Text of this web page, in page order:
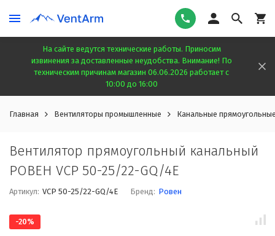
На сайте ведутся технические работы. Приносим
извинения за доставленные неудобства. Внимание! По
техническим причинам магазин 06.06.2026 работает с
10:00 до 16:00
Главная Вентиляторы промышленные Канальные
Вентилятор прямоугольный канальный
РОВЕН VCP 50-25/22-GQ/4Е
Артикул: VCP 50-25/22-GQ/4Е Бренд: Ровен
-20%